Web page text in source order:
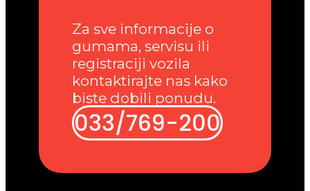
Za sve informacije o
gumama, servisu ili
registraciji vozila
kontaktirajte nas kako
biste dobili ponudu.
033/769-200